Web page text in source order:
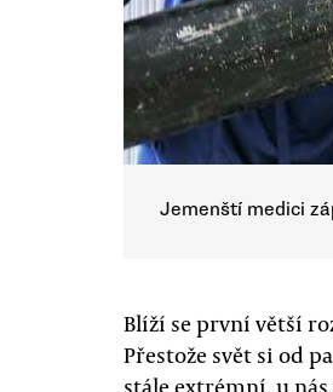
Jemenští medici
Blíží se první větší
Přestože svět si od
stále extrémní, u